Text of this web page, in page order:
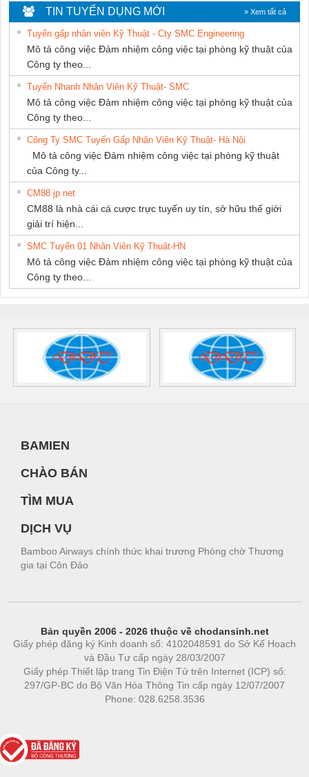
DONG THANH
DỊCH VỤ XNK
PHƯƠNG NAM
TIN TUYỂN DỤNG MỚI » Xem tất cả
Tuyển gấp nhân viên Kỹ Thuật - Cty SMC Engineering
Mô tả công việc Đảm nhiệm công việc tại phòng kỹ thuật của
Công ty theo...
Tuyển Nhanh Nhân Viên Kỹ Thuật- SMC
Mô tả công việc Đảm nhiệm công việc tại phòng kỹ thuật của
Công ty theo...
Công Ty SMC Tuyển Gấp Nhân Viên Kỹ Thuật- Hà Nội
Mô tả công việc Đảm nhiệm công việc tại phòng kỹ thuật
của Công ty...
CM88 jp net
CM88 là nhà cái cá cược trực tuyến uy tín, sở hữu thế giới
giải trí hiện...
SMC Tuyển 01 Nhân Viên Kỹ Thuật-HN
Mô tả công việc Đảm nhiệm công việc tại phòng kỹ thuật của
Công ty theo...
BAMIEN
CHÀO BÁN
TÌM MUA
DỊCH VỤ
Bamboo Airways chính thức khai trương Phòng chờ Thương
gia tại Côn Đảo
Bản quyền 2006 - 2026 thuộc về chodansinh.net
Giấy phép đăng ký Kinh doanh số: 4102048591 do Sở Kế Hoạch
và Đầu Tư cấp ngày 28/03/2007
Giấy phép Thiết lập trang Tin Điện Tử trên Internet (ICP) số:
297/GP-BC do Bộ Văn Hóa Thông Tin cấp ngày 12/07/2007
Phone: 028.6258.3536